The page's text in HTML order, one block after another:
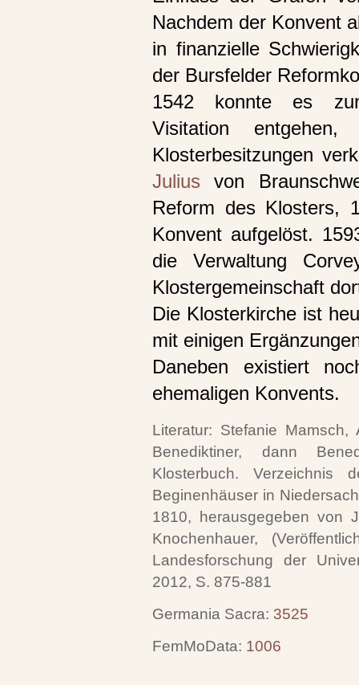
Nachdem der Konvent
in finanzielle
der Bursfelder
1542 konnte es
Visitation
Klosterbesitzungen
Julius von
Reform des Klosters,
Konvent aufgelöst.
die Verwaltung
Klostergemeinschaft
Die Klosterkirche ist
mit einigen
Daneben existiert
ehemaligen Konvents.
Literatur: Stefanie
Benediktiner, dann
Klosterbuch. Verzeichnis
Beginenhäuser in
1810, herausgegeben von
Knochenhauer,
Landesforschung der
2012, S. 875-881
Germania Sacra: 3525
FemMoData: 1006